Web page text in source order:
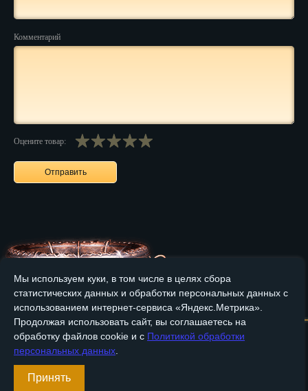
Новочеркасск
Норильск
Омск
Комментарий
Оцените товар:
Мы используем куки, в том числе в целях сбора
статистических данных и обработки персональных данных с
использованием интернет-сервиса «Яндекс.Метрика».
Продолжая использовать сайт, вы соглашаетесь на
обработку файлов cookie и с Политикой обработки
персональных данных
Принять
Главная О компании Медные изделия Бронзовые изделия
Доставка и оплата Контакты
Регистрация